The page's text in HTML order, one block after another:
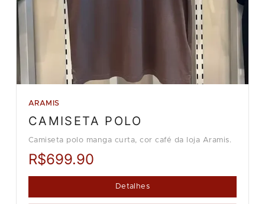
ARAMIS
CAMISETA POLO
Camiseta polo manga curta, cor café da loja Aramis.
R$699.90
Detalhes